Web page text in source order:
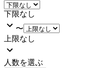
下限なし
〜
上限なし
人数を選ぶ